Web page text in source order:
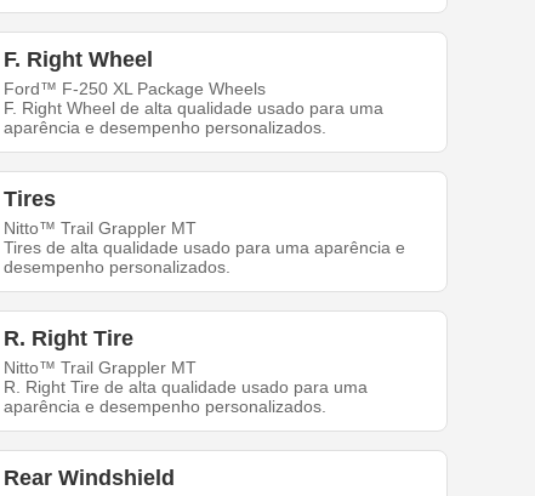
F. Right Wheel
Ford™ F-250 XL Package Wheels
F. Right Wheel de alta qualidade usado para uma
aparência e desempenho personalizados.
Tires
Nitto™ Trail Grappler MT
Tires de alta qualidade usado para uma aparência e
desempenho personalizados.
R. Right Tire
Nitto™ Trail Grappler MT
R. Right Tire de alta qualidade usado para uma
aparência e desempenho personalizados.
Rear Windshield